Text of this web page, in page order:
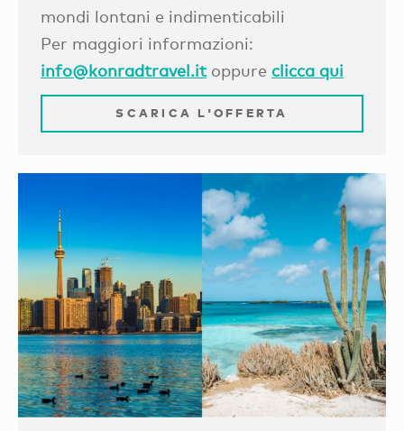
mondi lontani e indimenticabili
Per maggiori informazioni:
info@konradtravel.itoppure clicca qui
SCARICA L'OFFERTA